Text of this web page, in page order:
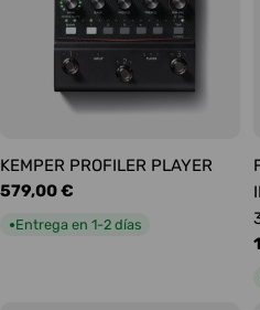
KEMPER PROFILER PLAYER
Precio
habitual
579,00 €
●Entrega en 1-2 días